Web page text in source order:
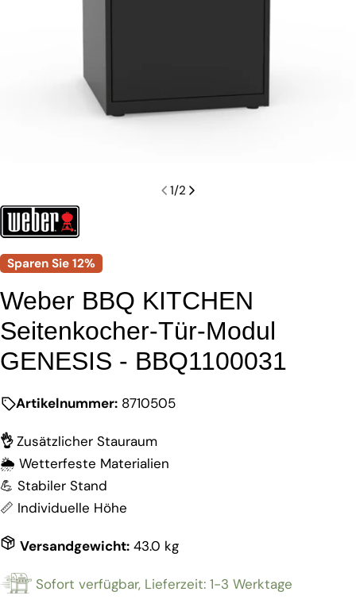
1/2
Sparen Sie 12%
Weber BBQ KITCHEN
Seitenkocher-Tür-Modul
GENESIS - BBQ1100031
Artikelnummer: 8710505
👌Zusätzlicher Stauraum
🌦️ Wetterfeste Materialien
💪 Stabiler Stand
📏 Individuelle Höhe
Versandgewicht: 43.0 kg
Sofort verfügbar, Lieferzeit: 1-3 Werktage
Teilen Sie dieses Produkt
Stelle eine Frage
Deine
Mail
Dein